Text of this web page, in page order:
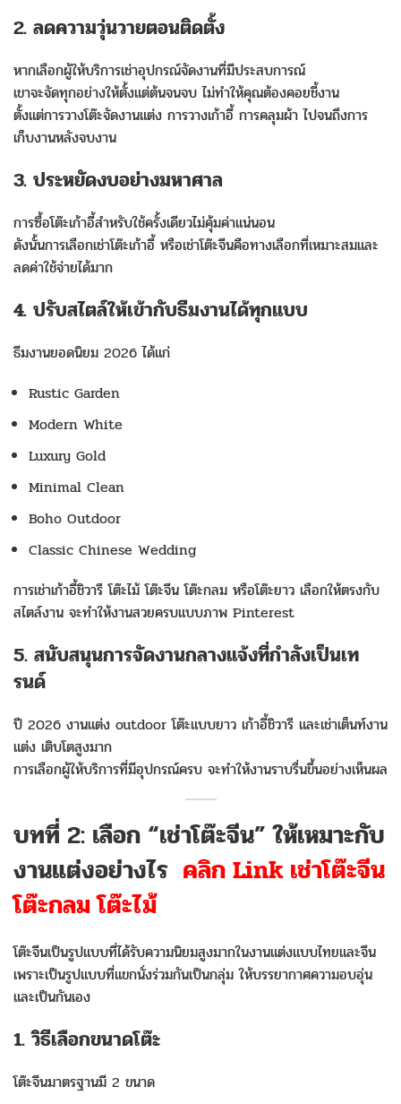
2. ลดความวุ่นวายตอนติดตั้ง
หากเลือกผู้ให้บริการเช่าอุปกรณ์จัดงานที่มีประสบการณ์
เขาจะจัดทุกอย่างให้ตั้งแต่ต้นจนจบ ไม่ทำให้คุณต้องคอยชี้งาน
ตั้งแต่การวางโต๊ะจัดงานแต่ง การวางเก้าอี้ การคลุมผ้า ไปจนถึงการ
เก็บงานหลังจบงาน
3. ประหยัดงบอย่างมหาศาล
การซื้อโต๊ะเก้าอี้สำหรับใช้ครั้งเดียวไม่คุ้มค่าแน่นอน
ดังนั้นการเลือกเช่าโต๊ะเก้าอี้ หรือเช่าโต๊ะจีนคือทางเลือกที่เหมาะสมและ
ลดค่าใช้จ่ายได้มาก
4. ปรับสไตล์ให้เข้ากับธีมงานได้ทุกแบบ
ธีมงานยอดนิยม 2026 ได้แก่
Rustic Garden
Modern White
Luxury Gold
Minimal Clean
Boho Outdoor
Classic Chinese Wedding
การเช่าเก้าอี้ชิวารี โต๊ะไม้ โต๊ะจีน โต๊ะกลม หรือโต๊ะยาว เลือกให้ตรงกับ
สไตล์งาน จะทำให้งานสวยครบแบบภาพ Pinterest
5. สนับสนุนการจัดงานกลางแจ้งที่กำลังเป็นเท
รนด์
ปี 2026 งานแต่ง outdoor โต๊ะแบบยาว เก้าอี้ชิวารี และเช่าเต็นท์งาน
แต่ง เติบโตสูงมาก
การเลือกผู้ให้บริการที่มีอุปกรณ์ครบ จะทำให้งานราบรื่นขึ้นอย่างเห็นผล
บทที่ 2: เลือก “เช่าโต๊ะจีน” ให้เหมาะกับ
งานแต่งอย่างไร คลิก Link เช่าโต๊ะจีน
โต๊ะกลม โต๊ะไม้
โต๊ะจีนเป็นรูปแบบที่ได้รับความนิยมสูงมากในงานแต่งแบบไทยและจีน
เพราะเป็นรูปแบบที่แขกนั่งร่วมกันเป็นกลุ่ม ให้บรรยากาศความอบอุ่น
และเป็นกันเอง
1. วิธีเลือกขนาดโต๊ะ
โต๊ะจีนมาตรฐานมี 2 ขนาด